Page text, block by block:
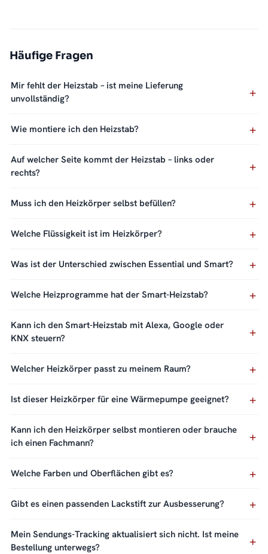
Häufige Fragen
Mir fehlt der Heizstab – ist meine Lieferung
unvollständig?
Wie montiere ich den Heizstab?
Auf welcher Seite kommt der Heizstab – links oder
rechts?
Muss ich den Heizkörper selbst befüllen?
Welche Flüssigkeit ist im Heizkörper?
Was ist der Unterschied zwischen Essential und Smart?
Welche Heizprogramme hat der Smart-Heizstab?
Kann ich den Smart-Heizstab mit Alexa, Google oder
KNX steuern?
Welcher Heizkörper passt zu meinem Raum?
Ist dieser Heizkörper für eine Wärmepumpe geeignet?
Kann ich den Heizkörper selbst montieren oder brauche
ich einen Fachmann?
Welche Farben und Oberflächen gibt es?
Gibt es einen passenden Lackstift zur Ausbesserung?
Mein Sendungs-Tracking aktualisiert sich nicht. Ist meine
Bestellung unterwegs?